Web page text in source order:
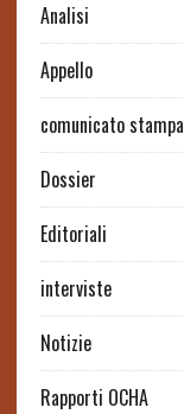
Analisi
Appello
comunicato stampa
Dossier
Editoriali
interviste
Notizie
Rapporti OCHA